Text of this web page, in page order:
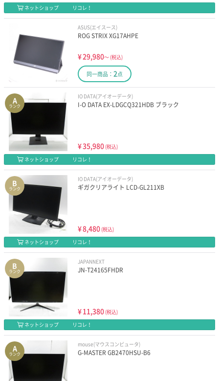
ネットショップ
リコレ！
ASUS(エイスース)
ROG STRIX XG17AHPE
¥29,980～ (税込)
同一商品： 2点
A
ランク
IO DATA(アイオーデータ)
I-O DATA EX-LDGCQ321HDB ブラック
¥35,980 (税込)
ネットショップ
リコレ！
B
ランク
IO DATA(アイオーデータ)
ギガクリアライト LCD-GL211XB
¥8,480 (税込)
ネットショップ
リコレ！
B
ランク
JAPANNEXT
JN-T24165FHDR
¥11,380 (税込)
ネットショップ
リコレ！
A
ランク
mouse(マウスコンピュータ)
G-MASTER GB2470HSU-B6